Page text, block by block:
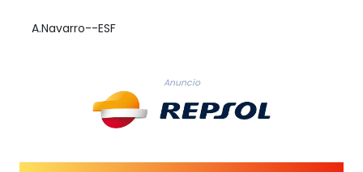
A.Navarro--ESF
Anuncio